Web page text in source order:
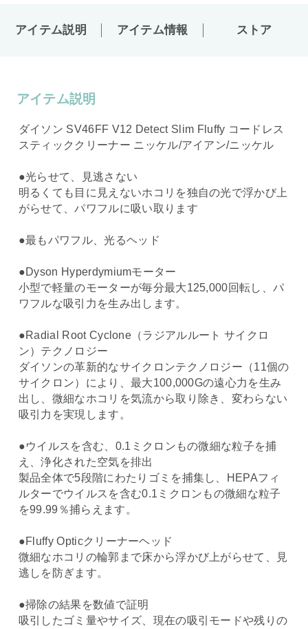
アイテム説明 アイテム情報 ストア
アイテム説明
ダイソン SV46FF V12 Detect Slim Fluffy コードレス
スティッククリーナー ニッケル/アイアン/ニッケル
●光らせて、見逃さない
明るくても目に見えないホコリを独自の光で浮かび上
がらせて、パワフルに吸い取ります
●最もパワフル、光るヘッド
●Dyson Hyperdymiumモーター
小型で軽量のモーターが毎分最大125,000回転し、パ
ワフルな吸引力を生み出します。
●Radial Root Cyclone（ラジアルルート サイクロ
ン）テクノロジー
ダイソンの革新的なサイクロンテクノロジー（11個の
サイクロン）により、最大100,000Gの遠心力を生み
出し、微細なホコリを気流から取り除き、変わらない
吸引力を実現します。
●ウイルスを含む、0.1ミクロンもの微細な粒子を捕
え、浄化された空気を排出
製品全体で5段階にわたりゴミを捕集し、HEPAフィ
ルターでウイルスを含む0.1ミクロンもの微細な粒子
を99.99％捕らえます。
●Fluffy Opticクリーナーヘッド
微細なホコリの輪郭まで床から浮かび上がらせて、見
逃しを防ぎます。
●掃除の結果を数値で証明
吸引したゴミ量やサイズ、現在の吸引モードや残りの